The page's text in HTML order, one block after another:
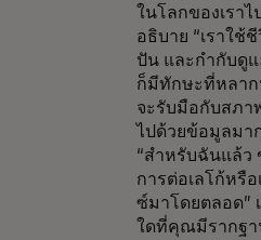
ในโลกของเราไ
อธิบาย “เราใช้
ปัน และกำกับดูแ
ก็มีทักษะที่หลาก
จะรับมือกับสภา
ไปด้วยข้อมูลมา
“สำหรับฉันแล้ว
การต่อเลโก้หรื
ซ์มาโดยตลอด”
ใดที่คุณมีรากฐ